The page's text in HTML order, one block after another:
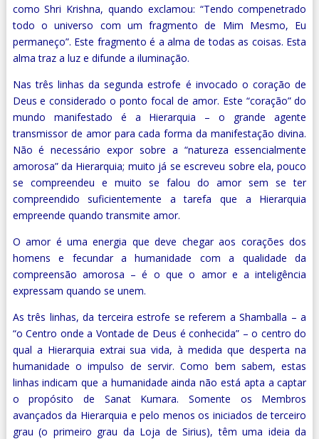
como Shri Krishna, quando exclamou: “Tendo compenetrado
todo o universo com um fragmento de Mim Mesmo, Eu
permaneço”. Este fragmento é a alma de todas as coisas. Esta
alma traz a luz e difunde a iluminação.
Nas três linhas da segunda estrofe é invocado o coração de
Deus e considerado o ponto focal de amor. Este “coração” do
mundo manifestado é a Hierarquia – o grande agente
transmissor de amor para cada forma da manifestação divina.
Não é necessário expor sobre a “natureza essencialmente
amorosa” da Hierarquia; muito já se escreveu sobre ela, pouco
se compreendeu e muito se falou do amor sem se ter
compreendido suficientemente a tarefa que a Hierarquia
empreende quando transmite amor.
O amor é uma energia que deve chegar aos corações dos
homens e fecundar a humanidade com a qualidade da
compreensão amorosa – é o que o amor e a inteligência
expressam quando se unem.
As três linhas, da terceira estrofe se referem a Shamballa – a
“o Centro onde a Vontade de Deus é conhecida” – o centro do
qual a Hierarquia extrai sua vida, à medida que desperta na
humanidade o impulso de servir. Como bem sabem, estas
linhas indicam que a humanidade ainda não está apta a captar
o propósito de Sanat Kumara. Somente os Membros
avançados da Hierarquia e pelo menos os iniciados de terceiro
grau (o primeiro grau da Loja de Sirius), têm uma ideia da